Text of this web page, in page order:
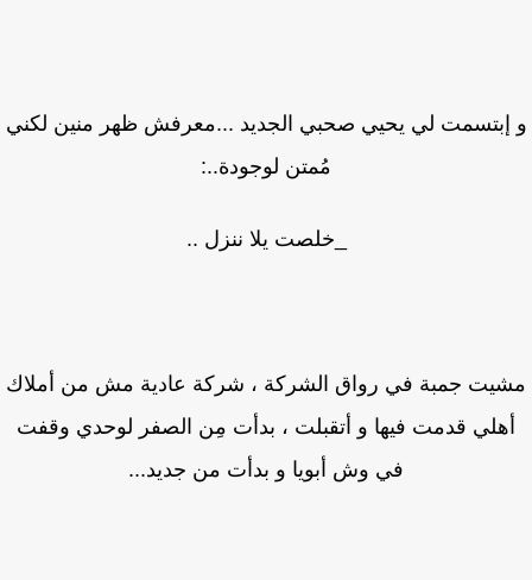
لي يحيي صحبي الجديد ...معرفش ظهر منين لكني
مُمتن لوجودة..:
_خلصت يلا ننزل ..
جمبة في رواق الشركة ، شركة عادية مش من أملاك
قدمت فيها و أتقبلت ، بدأت مِن الصفر لوحدي وقفت
في وش أبويا و بدأت من جديد...